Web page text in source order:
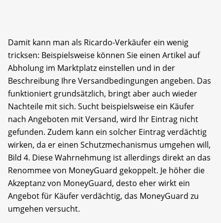
Damit kann man als Ricardo-Verkäufer ein wenig
tricksen: Beispielsweise können Sie einen Artikel auf
Abholung im Marktplatz einstellen und in der
Beschreibung Ihre Versandbedingungen angeben. Das
funktioniert grundsätzlich, bringt aber auch wieder
Nachteile mit sich. Sucht beispielsweise ein Käufer
nach Angeboten mit Versand, wird Ihr Eintrag nicht
gefunden. Zudem kann ein solcher Eintrag verdächtig
wirken, da er einen Schutzmechanismus umgehen will,
Bild 4. Diese Wahrnehmung ist allerdings direkt an das
Renommee von MoneyGuard gekoppelt. Je höher die
Akzeptanz von MoneyGuard, desto eher wirkt ein
Angebot für Käufer verdächtig, das MoneyGuard zu
umgehen versucht.